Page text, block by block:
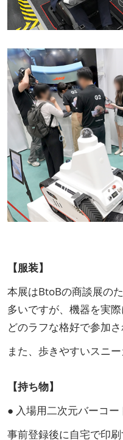
【服装】
本展はBtoBの商談展の
多いですが、機器を実
どのラフな格好で参加さ
また、歩きやすいスニ
【持ち物】
● 入場用二次元バーコー
事前登録後に自宅で印